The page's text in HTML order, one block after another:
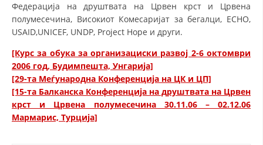
Федерација на друштвата на Црвен крст и Црвена
полумесечина, Високиот Комесаријат за бегалци, ECHO,
USAID,UNICEF, UNDP, Project Hope и други.
[Курс за обука за организациски развој 2-6 октомври
2006 год, Будимпешта, Унгарија]
[29-та Меѓународна Конференција на ЦК и ЦП]
[15-та Балканска Конференција на друштвата на Црвен
крст и Црвена полумесечина 30.11.06 – 02.12.06
Мармарис, Турција]